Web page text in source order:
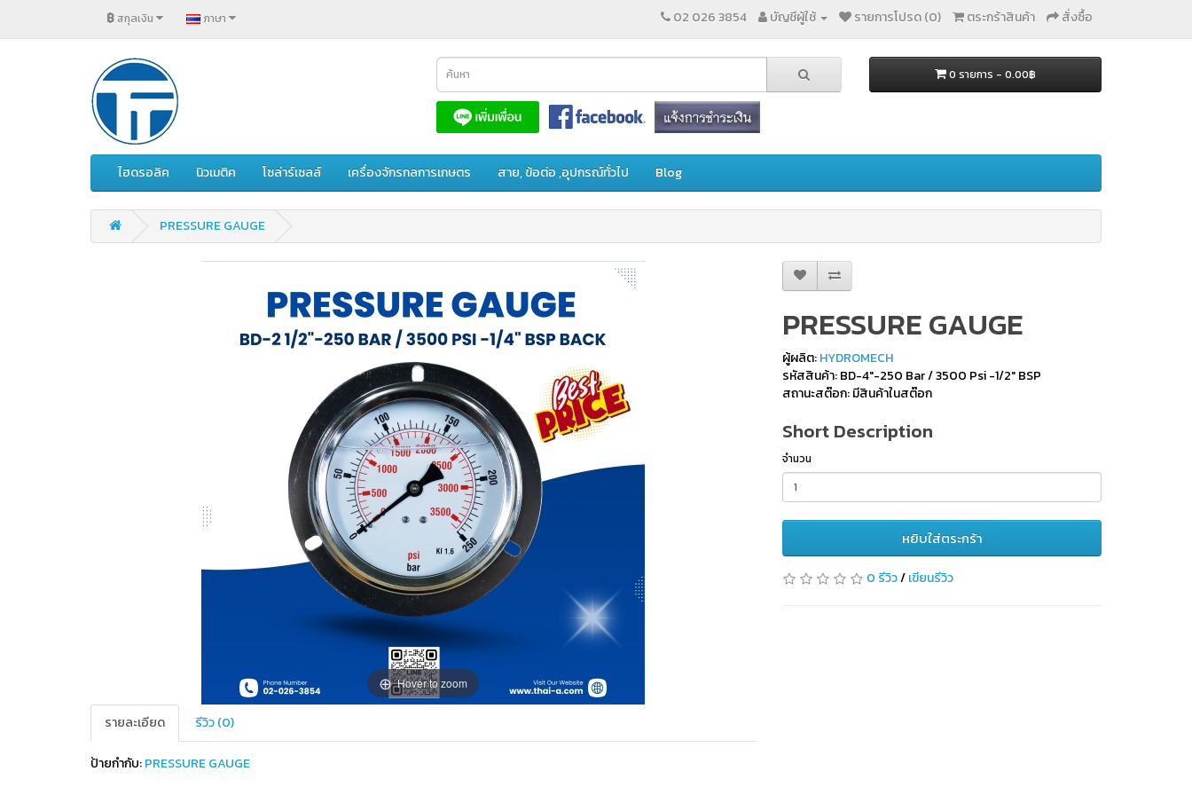
฿ สกุลเงิน ภาษา 02 026 3854 บัญชีผู้ใช้ รายการโปรด (0) ตระกร้าสินค้า สั่งซื้อ
0 รายการ - 0.00฿
ไฮดรอลิค นิวเมติค โซล่าร์เซลล์ เครื่องจักรกลการเกษตร สาย, ข้อต่อ ,อุปกรณ์ทั่วไป Blog
PRESSURE GAUGE
Hover to zoom
รายละเอียด รีวิว (0)
PRESSURE GAUGE
ผู้ผลิต:HYDROMECH
รหัสสินค้า: BD-4"-250 Bar / 3500 Psi -1/2" BSP
สถานะสต๊อก: มีสินค้าในสต๊อก
Short Description
จำนวน
หยิบใส่ตระกร้า
0 รีวิว/เขียนรีวิว
ป้ายกำกับ:PRESSURE GAUGE